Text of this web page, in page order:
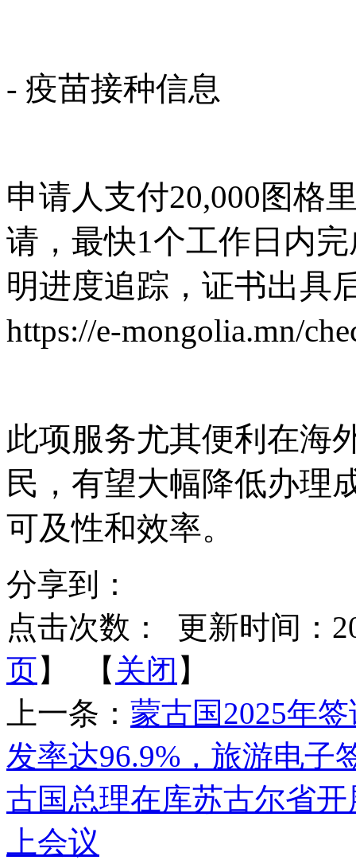
- 疫苗接种信息
申请人支付20,000图格
请，最快1个工作日内
明进度追踪，证书出具
https://e-mongolia.mn/
此项服务尤其便利在海
民，有望大幅降低办理
可及性和效率。
分享到：
点击次数：
更新时间：
页】 【 关闭 】
上一条： 蒙古国2025年
发率达96.9%，旅游电子
古国总理在库苏古尔省
上会议